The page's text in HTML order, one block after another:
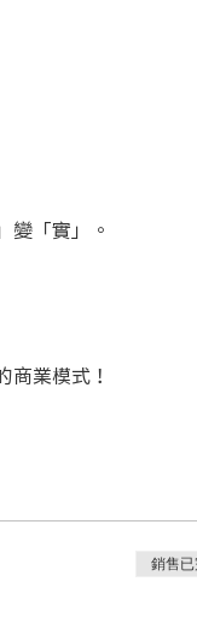
變「實」。
業模式！
銷售